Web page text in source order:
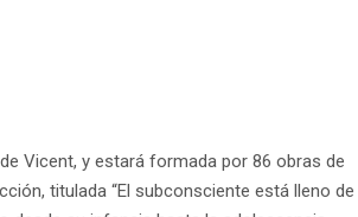
Vicent, y estará formada por 86 obras de
titulada “El subconsciente está lleno de